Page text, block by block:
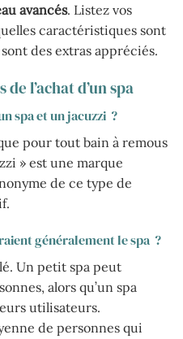
avancés. Listez vos
caractéristiques sont
des extras appréciés.
l’achat d’un spa
spa et un jacuzzi ?
pour tout bain à remous
» est une marque
de ce type de
généralement le spa ?
Un petit spa peut
alors qu’un spa
utilisateurs.
de personnes qui